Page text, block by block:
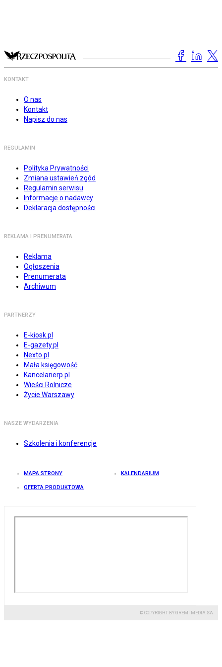
KONTAKT
O nas
Kontakt
Napisz do nas
REGULAMIN
Polityka Prywatności
Zmiana ustawień zgód
Regulamin serwisu
Informacje o nadawcy
Deklaracja dostępności
REKLAMA I PRENUMERATA
Reklama
Ogłoszenia
Prenumerata
Archiwum
PARTNERZY
E-kiosk.pl
E-gazety.pl
Nexto.pl
Mała księgowość
Kancelarierp.pl
Wieści Rolnicze
Życie Warszawy
NASZE WYDARZENIA
Szkolenia i konferencje
MAPA STRONY KALENDARIUM
OFERTA PRODUKTOWA
© COPYRIGHT BY GREMI MEDIA SA